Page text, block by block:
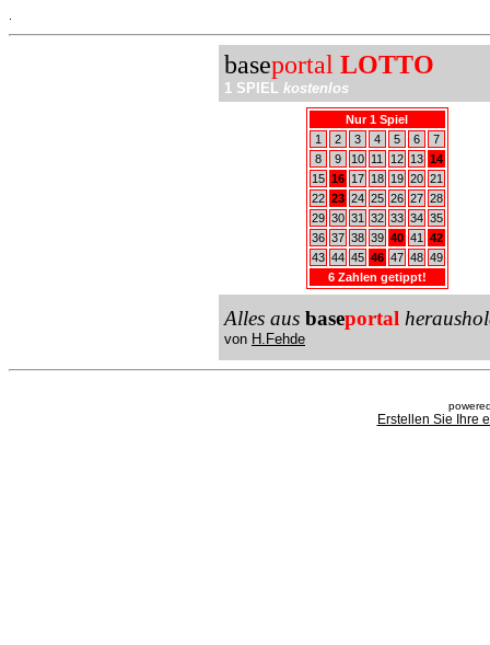
baseportal LOTTO
1 SPIEL kostenlos
Nur 1 Spiel
1
2 3 4 5 6
7
8
9 10 11 12 13 14
15 16 17 18 19 20 21
22 23 24 25 26 27 28
29 30 31 32 33 34 35
36 37 38 39 40 41
42
43 44 45 46 47 48 49
6 Zahlen getippt!
Alles aus baseportal
von H.Fehde
Erstellen Sie Ihre